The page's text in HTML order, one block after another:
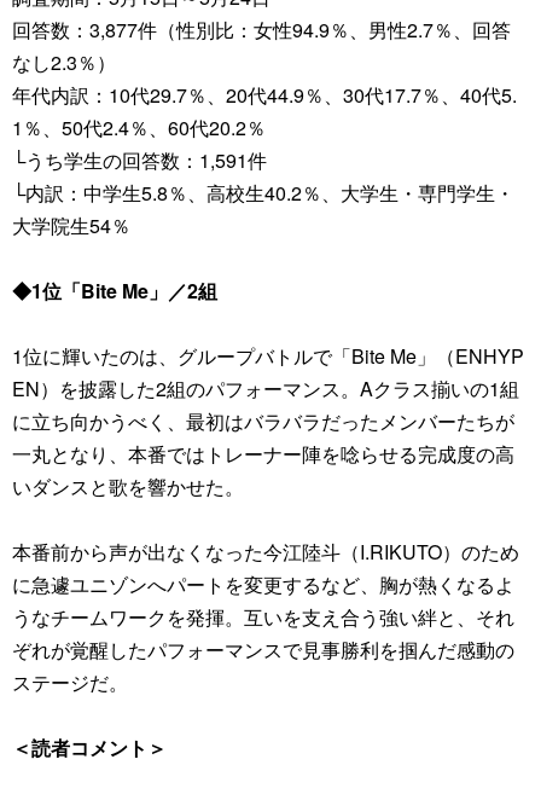
回答数：3,877件（性別比：女性94.9％、男性2.7％、回答
なし2.3％）
年代内訳：10代29.7％、20代44.9％、30代17.7％、40代5.
1％、50代2.4％、60代20.2％
└うち学生の回答数：1,591件
└内訳：中学生5.8％、高校生40.2％、大学生・専門学生・
大学院生54％
◆1位「Bite Me」／2組
1位に輝いたのは、グループバトルで「Bite Me」（ENHYP
EN）を披露した2組のパフォーマンス。Aクラス揃いの1組
に立ち向かうべく、最初はバラバラだったメンバーたちが
一丸となり、本番ではトレーナー陣を唸らせる完成度の高
いダンスと歌を響かせた。
本番前から声が出なくなった今江陸斗（I.RIKUTO）のため
に急遽ユニゾンへパートを変更するなど、胸が熱くなるよ
うなチームワークを発揮。互いを支え合う強い絆と、それ
ぞれが覚醒したパフォーマンスで見事勝利を掴んだ感動の
ステージだ。
＜読者コメント＞